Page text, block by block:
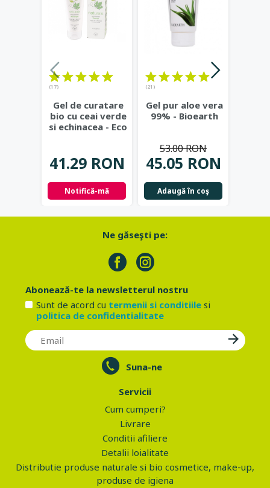
(17)
Gel de curatare
bio cu ceai verde
si echinacea - Eco
41.29 RON
Notifică-mă
(21)
Gel pur aloe vera
99% - Bioearth
45.05 RON
53.00 RON
Adaugă în coş
Ne găseşti pe:
Abonează-te la newsletterul nostru
Sunt de acord cu termenii si conditiilesi
politica de confidentialitate
Suna-ne
Servicii
Cum cumperi?
Livrare
Conditii afiliere
Detalii loialitate
Distributie produse naturale si bio cosmetice, make-up,
produse de igiena